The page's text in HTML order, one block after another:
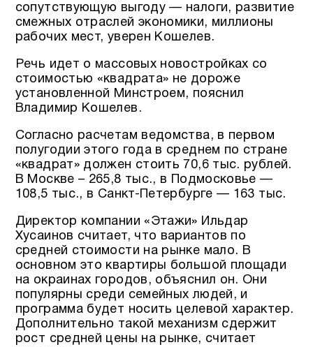
сопутствующую выгоду — налоги, развитие
смежных отраслей экономики, миллионы
рабочих мест, уверен Кошелев.
Речь идет о массовых новостройках со
стоимостью «квадрата» не дороже
установленной Минстроем, пояснил
Владимир Кошелев.
Согласно расчетам ведомства, в первом
полугодии этого года в среднем по стране
«квадрат» должен стоить 70,6 тыс. рублей.
В Москве – 265,8 тыс., в Подмосковье —
108,5 тыс., в Санкт-Петербурге — 163 тыс.
Директор компании «Этажи» Ильдар
Хусаинов считает, что вариантов по
средней стоимости на рынке мало. В
основном это квартиры большой площади
на окраинах городов, объяснил он. Они
популярны среди семейных людей, и
программа будет носить целевой характер.
Дополнительно такой механизм сдержит
рост средней цены на рынке, считает